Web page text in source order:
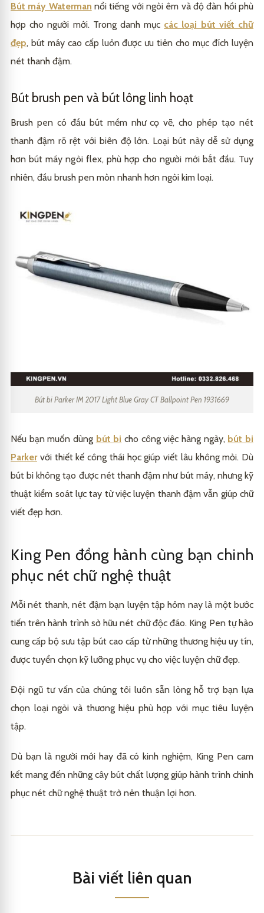
Bút máy Waterman nổi tiếng với ngòi êm và độ đàn hồi phù
hợp cho người mới. Trong danh mục các loại bút viết chữ
đẹp, bút máy cao cấp luôn được ưu tiên cho mục đích luyện
nét thanh đậm.
Bút brush pen và bút lông linh hoạt
Brush pen có đầu bút mềm như cọ vẽ, cho phép tạo nét
thanh đậm rõ rệt với biên độ lớn. Loại bút này dễ sử dụng
hơn bút máy ngòi flex, phù hợp cho người mới bắt đầu. Tuy
nhiên, đầu brush pen mòn nhanh hơn ngòi kim loại.
Bút bi Parker IM 2017 Light Blue Gray CT Ballpoint Pen 1931669
Nếu bạn muốn dùng bút bi cho công việc hàng ngày, bút bi
Parkervới thiết kế công thái học giúp viết lâu không mỏi. Dù
bút bi không tạo được nét thanh đậm như bút máy, nhưng kỹ
thuật kiểm soát lực tay từ việc luyện thanh đậm vẫn giúp chữ
viết đẹp hơn.
King Pen đồng hành cùng bạn chinh
phục nét chữ nghệ thuật
Mỗi nét thanh, nét đậm bạn luyện tập hôm nay là một bước
tiến trên hành trình sở hữu nét chữ độc đáo. King Pentự hào
cung cấp bộ sưu tập bút cao cấp từ những thương hiệu uy tín,
được tuyển chọn kỹ lưỡng phục vụ cho việc luyện chữ đẹp.
Đội ngũ tư vấn của chúng tôi luôn sẵn lòng hỗ trợ bạn lựa
chọn loại ngòi và thương hiệu phù hợp với mục tiêu luyện
tập.
Dù bạn là người mới hay đã có kinh nghiệm, King Pen cam
kết mang đến những cây bút chất lượng giúp hành trình chinh
phục nét chữ nghệ thuật trở nên thuận lợi hơn.
Bài viết liên quan